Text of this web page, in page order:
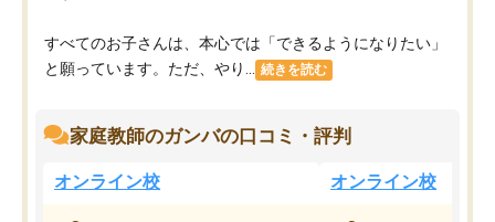
すべてのお子さんは、本心では「できるようになりたい」
と願っています。ただ、やり...
続きを読む
家庭教師のガンバの口コミ・評判
オンライン校 オンライン校